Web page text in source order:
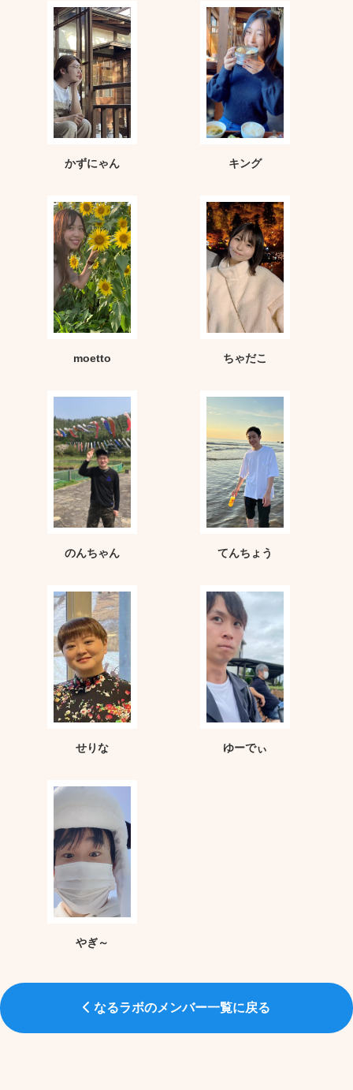
かずにゃん キング
moetto ちゃだこ
のんちゃん てんちょう
せりな ゆーでぃ
やぎ～
なるラボのメンバー一覧に戻る